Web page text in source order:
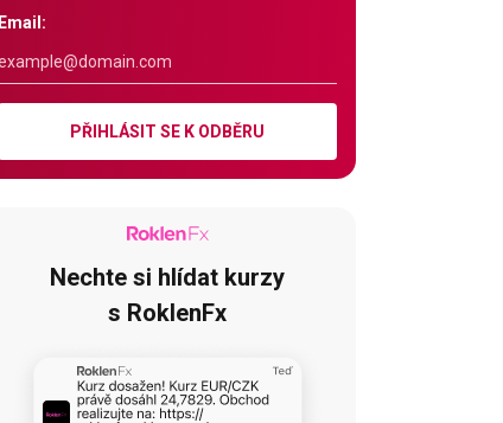
Email:
PŘIHLÁSIT SE K ODBĚRU
Nechte si hlídat kurzy
s RoklenFx